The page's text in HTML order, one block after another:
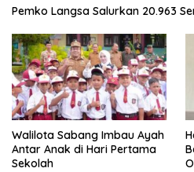
Pemko Langsa Salurkan 20.963
Walilota Sabang Imbau Ayah
Antar Anak di Hari Pertama
Sekolah